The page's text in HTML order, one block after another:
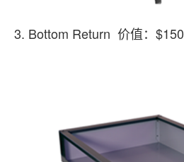
3. Bottom Return 价值：$150